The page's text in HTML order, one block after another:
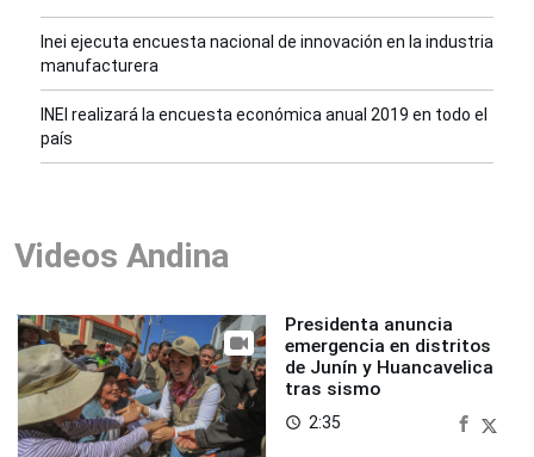
Inei ejecuta encuesta nacional de innovación en la industria
manufacturera
INEI realizará la encuesta económica anual 2019 en todo el
país
Videos Andina
Presidenta anuncia
emergencia en distritos
de Junín y Huancavelica
tras sismo
access_time 2:35